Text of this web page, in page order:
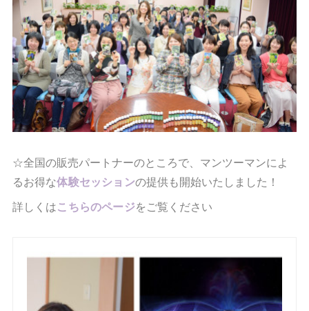
☆全国の販売パートナーのところで、マンツーマンによ
るお得な体験セッションの提供も開始いたしました！
詳しくはこちらのページをご覧ください